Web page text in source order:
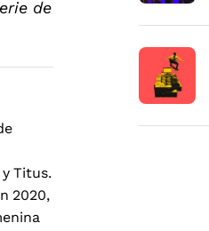
de
Titus.
2020,